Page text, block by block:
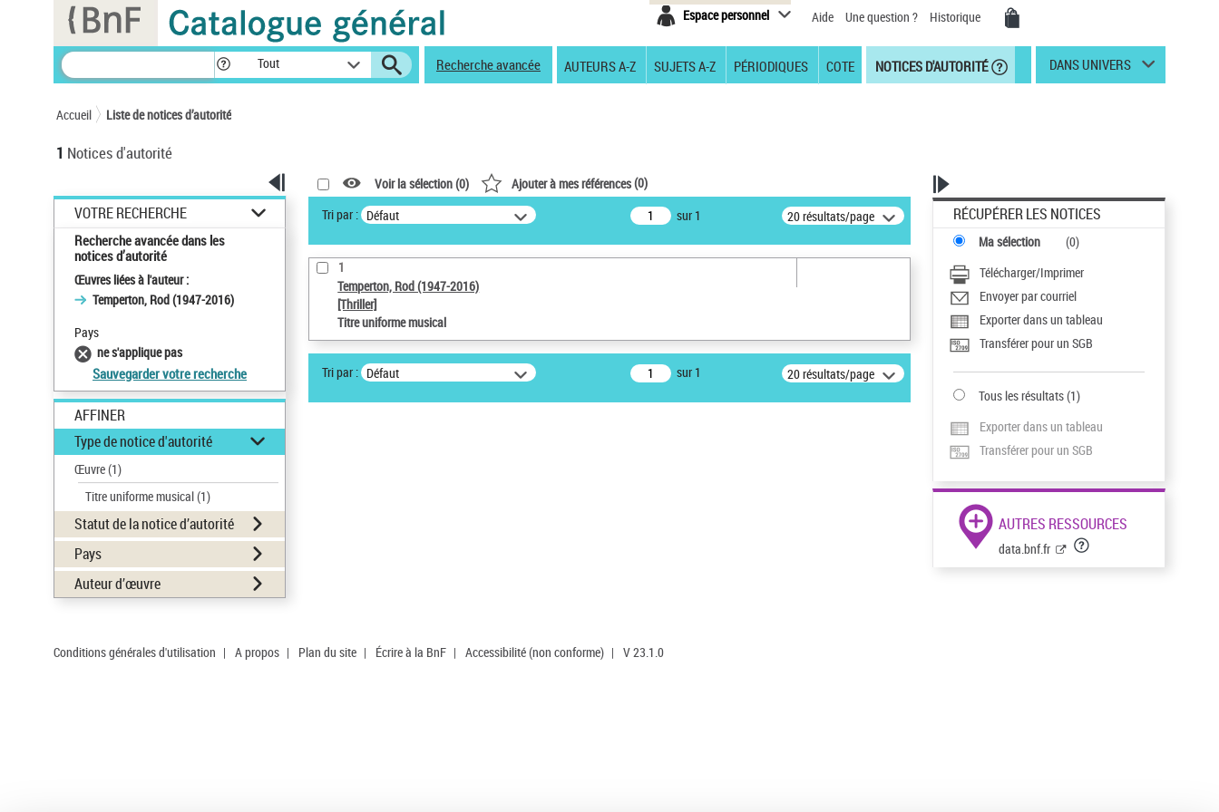
Espace personnel Aide Une question ? Historique
Tout Recherche avancée AUTEURS A-Z SUJETS A-Z PÉRIODIQUES COTE NOTICES D'AUTORITÉ DANS UNIVERS
Accueil Liste de notices d’autorité
1 Notices d'autorité
VOTRE RECHERCHE
Recherche avancée dans les
notices d’autorité
Œuvres liées à l'auteur :
Temperton, Rod (1947-2016)
Pays
ne s'applique pas
Sauvegarder votre recherche
AFFINER
Type de notice d'autorité
Œuvre(1)
Titre uniforme musical(1)
Statut de la notice d’autorité
Pays
Auteur d’œuvre
Voir la sélection (0) Ajouter à mes références(0)
Tri par : Défaut sur 1 20 résultats/page
1
Temperton, Rod (1947-2016)
[Thriller]
Titre uniforme musical
Tri par : Défaut sur 1 20 résultats/page
RÉCUPÉRER LES NOTICES
Ma sélection (0)
Télécharger/Imprimer
Envoyer par courriel
Exporter dans un tableau
Transférer pour un SGB
Tous les résultats(1)
Exporter dans un tableau
Transférer pour un SGB
AUTRES RESSOURCES
data.bnf.fr
Conditions générales d'utilisation | A propos | Plan du site | Écrire à la BnF | Accessibilité (non conforme) | V 23.1.0
Panneau de gestion des cookies